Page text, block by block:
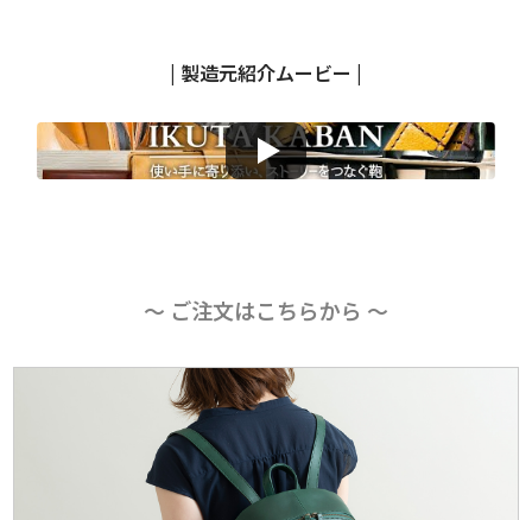
| 製造元紹介ムービー |
〜 ご注文はこちらから 〜